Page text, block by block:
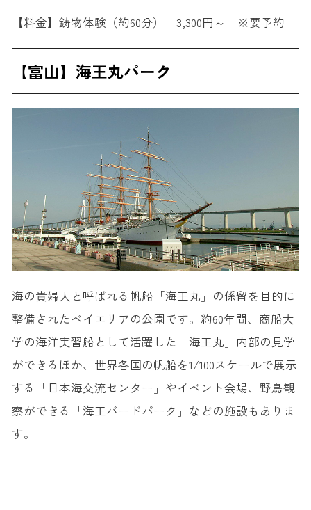
【料金】鋳物体験（約60分） 3,300円～ ※要予約
【富山】海王丸パーク
海の貴婦人と呼ばれる帆船「海王丸」の係留を目的に
整備されたベイエリアの公園です。約60年間、商船大
学の海洋実習船として活躍した「海王丸」内部の見学
ができるほか、世界各国の帆船を1/100スケールで展示
する「日本海交流センター」やイベント会場、野鳥観
察ができる「海王バードパーク」などの施設もありま
す。